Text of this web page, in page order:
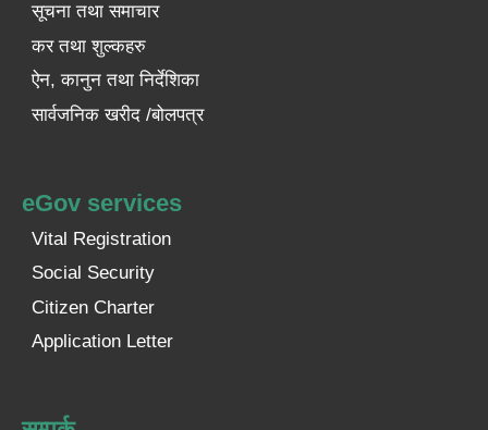
सूचना तथा समाचार
कर तथा शुल्कहरु
ऐन, कानुन तथा निर्देशिका
सार्वजनिक खरीद /बोलपत्र
eGov services
Vital Registration
Social Security
Citizen Charter
Application Letter